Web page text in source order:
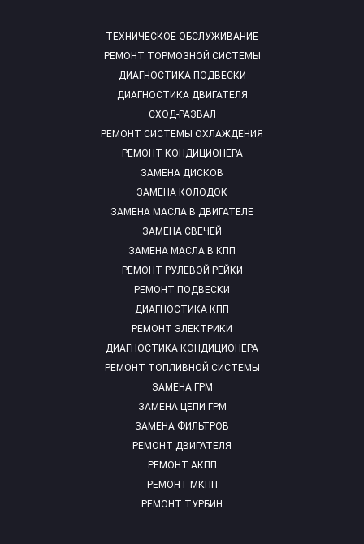
ТЕХНИЧЕСКОЕ ОБСЛУЖИВАНИЕ
РЕМОНТ ТОРМОЗНОЙ СИСТЕМЫ
ДИАГНОСТИКА ПОДВЕСКИ
ДИАГНОСТИКА ДВИГАТЕЛЯ
СХОД-РАЗВАЛ
РЕМОНТ СИСТЕМЫ ОХЛАЖДЕНИЯ
РЕМОНТ КОНДИЦИОНЕРА
ЗАМЕНА ДИСКОВ
ЗАМЕНА КОЛОДОК
ЗАМЕНА МАСЛА В ДВИГАТЕЛЕ
ЗАМЕНА СВЕЧЕЙ
ЗАМЕНА МАСЛА В КПП
РЕМОНТ РУЛЕВОЙ РЕЙКИ
РЕМОНТ ПОДВЕСКИ
ДИАГНОСТИКА КПП
РЕМОНТ ЭЛЕКТРИКИ
ДИАГНОСТИКА КОНДИЦИОНЕРА
РЕМОНТ ТОПЛИВНОЙ СИСТЕМЫ
ЗАМЕНА ГРМ
ЗАМЕНА ЦЕПИ ГРМ
ЗАМЕНА ФИЛЬТРОВ
РЕМОНТ ДВИГАТЕЛЯ
РЕМОНТ АКПП
РЕМОНТ МКПП
РЕМОНТ ТУРБИН